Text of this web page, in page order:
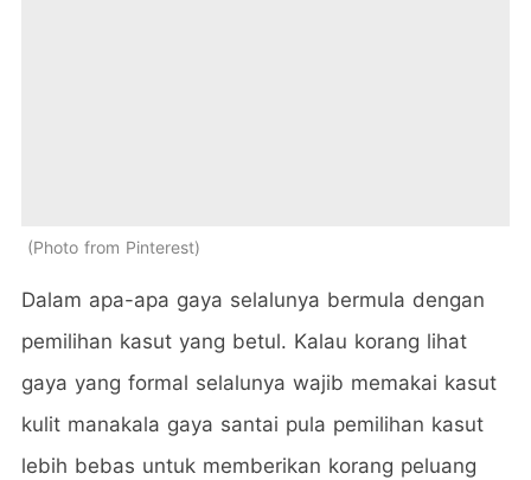
Photo from Pinterest
Dalam apa-apa gaya selalunya bermula dengan
pemilihan kasut yang betul. Kalau korang lihat
gaya yang formal selalunya wajib memakai kasut
kulit manakala gaya santai pula pemilihan kasut
lebih bebas untuk memberikan korang peluang